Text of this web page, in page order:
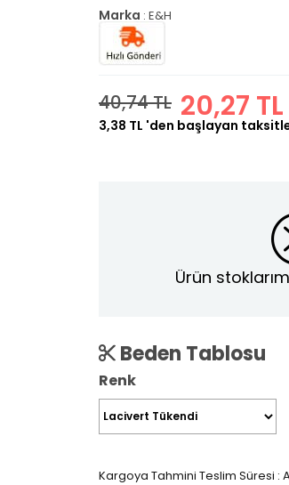
Marka : E&H
40,74 TL 20,27 TL
3,38 TL 'den başlayan
Ürün
Beden Tablosu
Renk
Kargoya Tahmini Teslim Süresi :